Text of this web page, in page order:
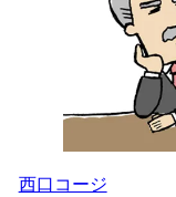
西口コージ